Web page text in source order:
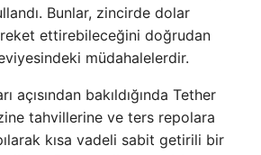
Bunlar, zincirde dolar
ettirebileceğini doğrudan
müdahalelerdir.
açısından bakıldığında Tether
tahvillerine ve ters repolara
kısa vadeli sabit getirili bir